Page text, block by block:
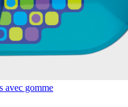
avec gomme